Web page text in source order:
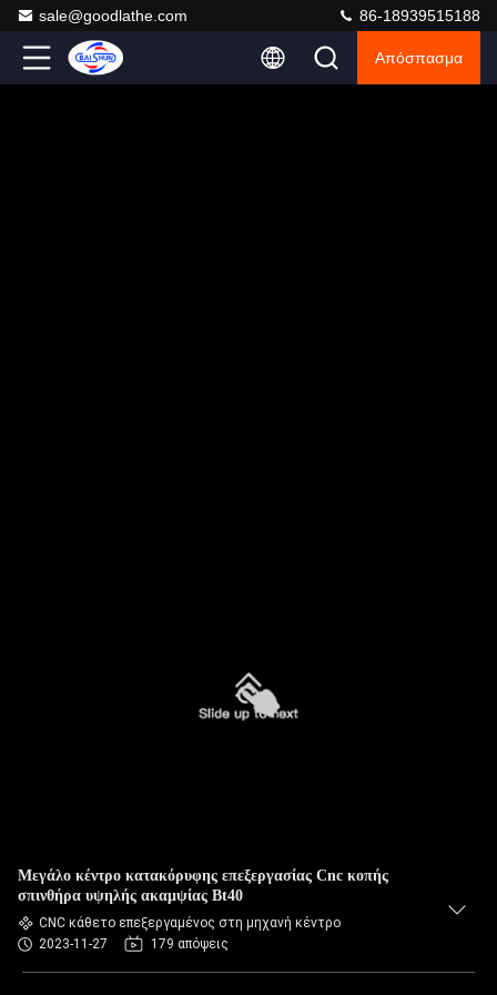
sale@goodlathe.com 86-18939515188
Απόσπασμα
Μεγάλο κέντρο κατακόρυφης επεξεργασίας Cnc κοπής
σπινθήρα υψηλής ακαμψίας Bt40
CNC κάθετο επεξεργαμένος στη μηχανή κέντρο
2023-11-27
179 απόψεις